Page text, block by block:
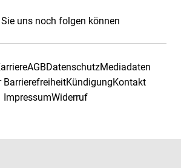
uns noch folgen können
AGBDatenschutzMediadaten
BarrierefreiheitKündigungKontakt
ImpressumWiderruf